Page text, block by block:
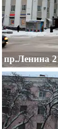
пр.Ленина